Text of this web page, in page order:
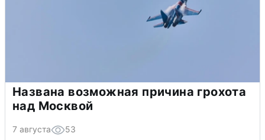
Названа возможная причина грохота
над Москвой
7 августа 53